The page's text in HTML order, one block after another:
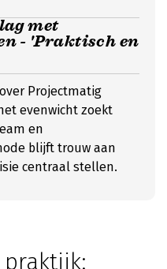
met
- 'Praktisch en
Projectmatig
evenwicht zoekt
en
blijft trouw aan
centraal stellen.